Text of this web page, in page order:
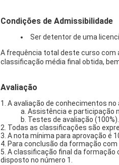
Condições de Admissibilidade
Ser detentor de uma
A frequência total deste curso com
classificação média final obtida,
Avaliação
1. A avaliação de conhecimentos
a. Assistência e participação
b. Testes de avaliação (100%).
2. Todas as classificações são
3. A nota mínima para aprovação é
4. Para conclusão da formação
5. A classificação final da
disposto no número 1.